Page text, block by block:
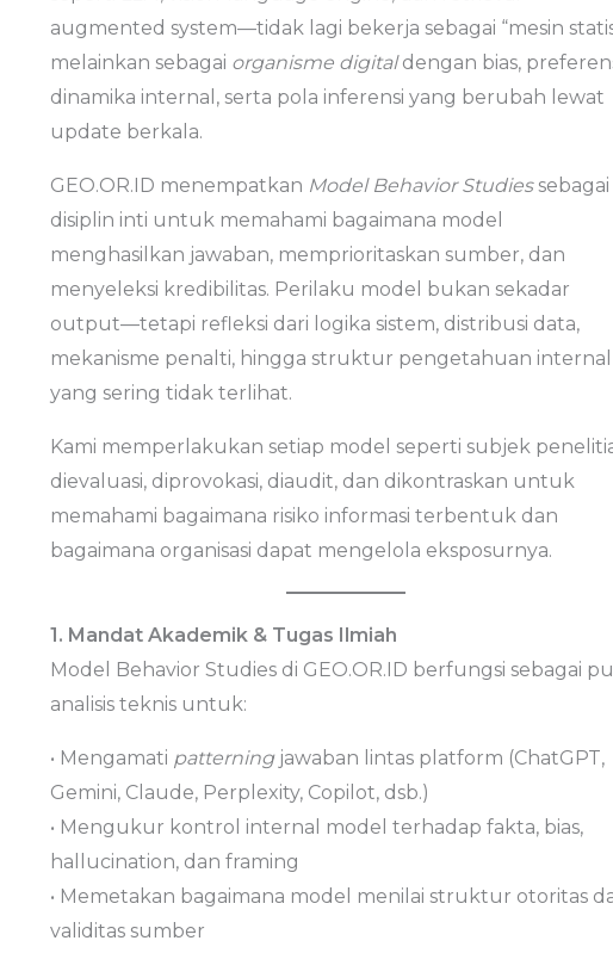
augmented system—tidak lagi bekerja sebagai “mesin
melainkan sebagai organisme digitaldengan bias,
dinamika internal, serta pola inferensi yang berubah lewat
update berkala.
GEO.OR.ID menempatkan Model Behavior Studiessebagai
disiplin inti untuk memahami bagaimana model
menghasilkan jawaban, memprioritaskan sumber, dan
menyeleksi kredibilitas. Perilaku model bukan sekadar
output—tetapi refleksi dari logika sistem, distribusi data,
mekanisme penalti, hingga struktur pengetahuan internal
yang sering tidak terlihat.
Kami memperlakukan setiap model seperti subjek
dievaluasi, diprovokasi, diaudit, dan dikontraskan untuk
memahami bagaimana risiko informasi terbentuk dan
bagaimana organisasi dapat mengelola eksposurnya.
1. Mandat Akademik & Tugas Ilmiah
Model Behavior Studies di GEO.OR.ID berfungsi sebagai
analisis teknis untuk:
• Mengamati patterningjawaban lintas platform (ChatGPT,
Gemini, Claude, Perplexity, Copilot, dsb.)
• Mengukur kontrol internal model terhadap fakta, bias,
hallucination, dan framing
• Memetakan bagaimana model menilai struktur otoritas
validitas sumber